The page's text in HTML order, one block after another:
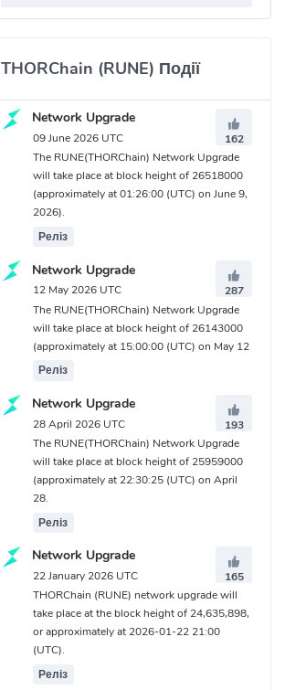
THORChain (RUNE) Події
Network Upgrade
09 June 2026 UTC
162
The RUNE(THORChain) Network Upgrade
will take place at block height of 26518000
(approximately at 01:26:00 (UTC) on June 9,
2026).
Реліз
Network Upgrade
12 May 2026 UTC
287
The RUNE(THORChain) Network Upgrade
will take place at block height of 26143000
(approximately at 15:00:00 (UTC) on May 12
Реліз
Network Upgrade
28 April 2026 UTC
193
The RUNE(THORChain) Network Upgrade
will take place at block height of 25959000
(approximately at 22:30:25 (UTC) on April
28.
Реліз
Network Upgrade
22 January 2026 UTC
165
THORChain (RUNE) network upgrade will
take place at the block height of 24,635,898,
or approximately at 2026-01-22 21:00
(UTC).
Реліз